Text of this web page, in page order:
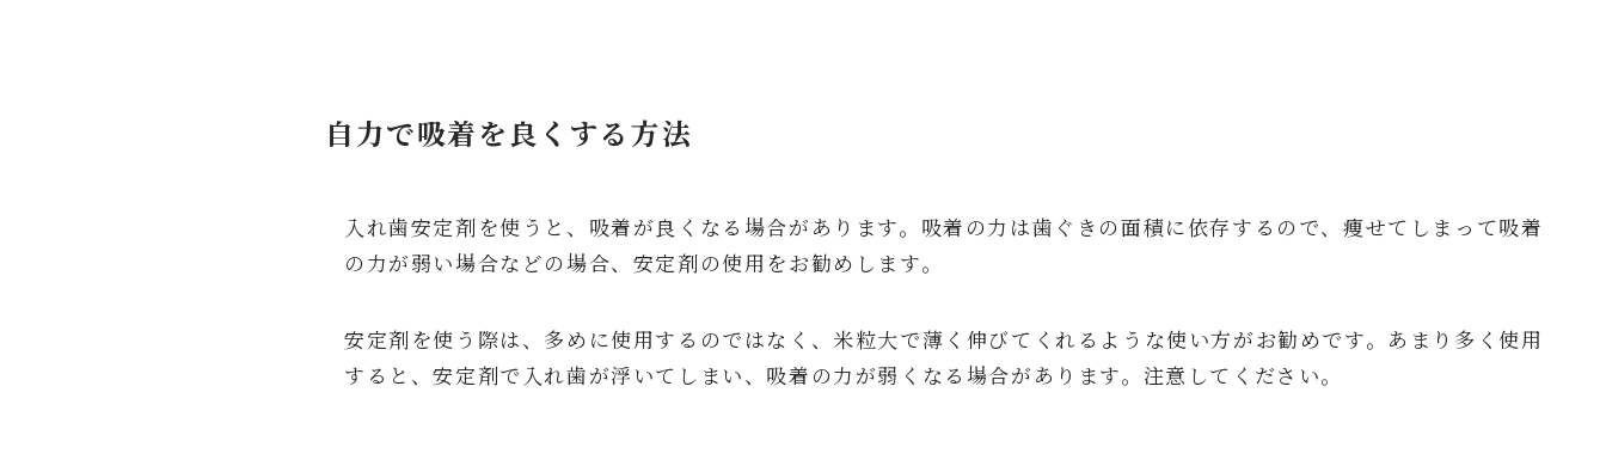
自力で吸着を良くする方法
入れ歯安定剤を使うと、吸着が良くなる場合があります。吸着の力は歯ぐきの面積に依存するので、痩せてしまって吸着
の力が弱い場合などの場合、安定剤の使用をお勧めします。
安定剤を使う際は、多めに使用するのではなく、米粒大で薄く伸びてくれるような使い方がお勧めです。あまり多く使用
すると、安定剤で入れ歯が浮いてしまい、吸着の力が弱くなる場合があります。注意してください。